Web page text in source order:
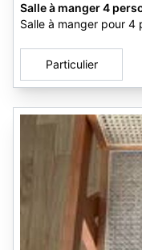
Salle à manger 4
Salle à manger pour 4
Particulier